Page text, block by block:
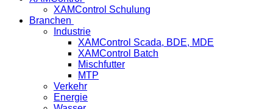
XAMControl Schulung
Branchen
Industrie
XAMControl Scada, BDE, MDE
XAMControl Batch
Mischfutter
MTP
Verkehr
Energie